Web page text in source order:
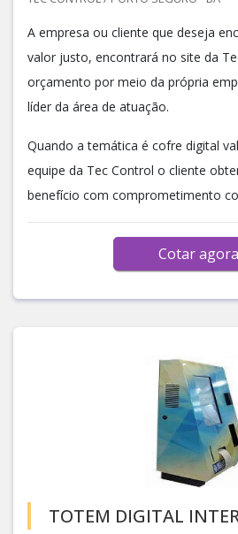
A empresa ou cliente que deseja
valor justo, encontrará no site da
orçamento por meio da própria
líder da área de atuação.
Quando a temática é cofre digital
equipe da Tec Control o cliente
benefício com comprometimento
Cotar agora
TOTEM DIGITAL